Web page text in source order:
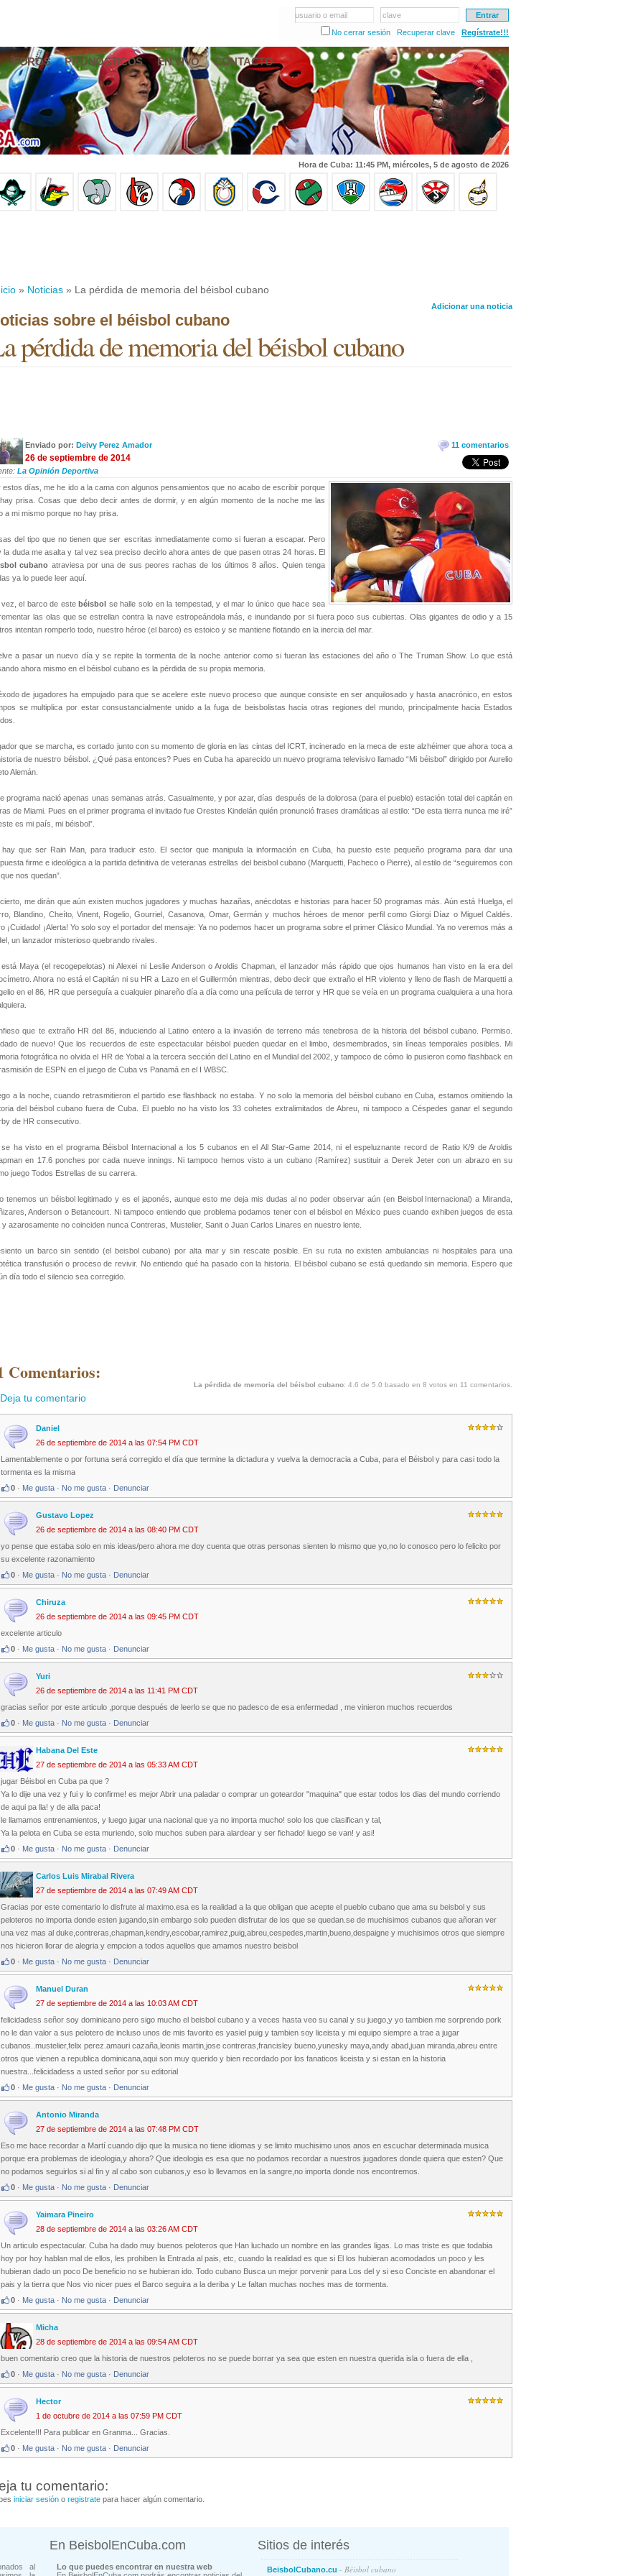
usuario o email
clave
No cerrar sesión
Recuperar clave Regístrate!!!
FOROS PRONÓSTICOS EN VIVO CONTACTO
Hora de Cuba: 11:45 PM, miércoles, 5 de agosto de 2026
» Noticias » La pérdida de memoria del béisbol cubano
Adicionar una noticia
sobre el béisbol cubano
pérdida de memoria del béisbol cubano
11 comentarios
Enviado por: Deivy Perez Amador
26 de septiembre de 2014
La Opinión Deportiva
estos días, me he ido a la cama con algunos pensamientos que no acabo de escribir porque
prisa. Cosas que debo decir antes de dormir, y en algún momento de la noche me las
a mi mismo porque no hay prisa.
del tipo que no tienen que ser escritas inmediatamente como si fueran a escapar. Pero
la duda me asalta y tal vez sea preciso decirlo ahora antes de que pasen otras 24 horas. El
cubano atraviesa por una de sus peores rachas de los últimos 8 años. Quien tenga
ya lo puede leer aquí.
vez, el barco de estebéisbol se halle solo en la tempestad, y el mar lo único que hace sea
las olas que se estrellan contra la nave estropeándola más, e inundando por si fuera poco sus cubiertas. Olas gigantes de odio y a 15
intentan romperlo todo, nuestro héroe (el barco) es estoico y se mantiene flotando en la inercia del mar.
a pasar un nuevo día y se repite la tormenta de la noche anterior como si fueran las estaciones del año o The Truman Show. Lo que está
ahora mismo en el béisbol cubano es la pérdida de su propia memoria.
de jugadores ha empujado para que se acelere este nuevo proceso que aunque consiste en ser anquilosado y hasta anacrónico, en estos
se multiplica por estar consustancialmente unido a la fuga de beisbolistas hacia otras regiones del mundo, principalmente hacia Estados
que se marcha, es cortado junto con su momento de gloria en las cintas del ICRT, incinerado en la meca de este alzhéimer que ahora toca a
de nuestro béisbol. ¿Qué pasa entonces? Pues en Cuba ha aparecido un nuevo programa televisivo llamado “Mi béisbol” dirigido por Aurelio
Alemán.
programa nació apenas unas semanas atrás. Casualmente, y por azar, días después de la dolorosa (para el pueblo) estación total del capitán en
de Miami. Pues en el primer programa el invitado fue Orestes Kindelán quién pronunció frases dramáticas al estilo: “De esta tierra nunca me iré”
es mi país, mi béisbol”.
hay que ser Rain Man, para traducir esto. El sector que manipula la información en Cuba, ha puesto este pequeño programa para dar una
firme e ideológica a la partida definitiva de veteranas estrellas del beisbol cubano (Marquetti, Pacheco o Pierre), al estilo de “seguiremos con
nos quedan”.
me dirán que aún existen muchos jugadores y muchas hazañas, anécdotas e historias para hacer 50 programas más. Aún está Huelga, el
Blandino, Cheíto, Vinent, Rogelio, Gourriel, Casanova, Omar, Germán y muchos héroes de menor perfil como Giorgi Díaz o Miguel Caldés.
¡Cuidado! ¡Alerta! Yo solo soy el portador del mensaje: Ya no podemos hacer un programa sobre el primer Clásico Mundial. Ya no veremos más a
un lanzador misterioso quebrando rivales.
Maya (el recogepelotas) ni Alexei ni Leslie Anderson o Aroldis Chapman, el lanzador más rápido que ojos humanos han visto en la era del
Ahora no está el Capitán ni su HR a Lazo en el Guillermón mientras, debo decir que extraño el HR violento y lleno de flash de Marquetti a
en el 86, HR que perseguía a cualquier pinareño día a día como una película de terror y HR que se veía en un programa cualquiera a una hora
que te extraño HR del 86, induciendo al Latino entero a la invasión de terreno más tenebrosa de la historia del béisbol cubano. Permiso.
de nuevo! Que los recuerdos de este espectacular béisbol pueden quedar en el limbo, desmembrados, sin líneas temporales posibles. Mi
fotográfica no olvida el HR de Yobal a la tercera sección del Latino en el Mundial del 2002, y tampoco de cómo lo pusieron como flashback en
de ESPN en el juego de Cuba vs Panamá en el I WBSC.
a la noche, cuando retrasmitieron el partido ese flashback no estaba. Y no solo la memoria del béisbol cubano en Cuba, estamos omitiendo la
del béisbol cubano fuera de Cuba. El pueblo no ha visto los 33 cohetes extralimitados de Abreu, ni tampoco a Céspedes ganar el segundo
de HR consecutivo.
ha visto en el programa Béisbol Internacional a los 5 cubanos en el All Star-Game 2014, ni el espeluznante record de Ratio K/9 de Aroldis
en 17.6 ponches por cada nueve innings. Ni tampoco hemos visto a un cubano (Ramírez) sustituir a Derek Jeter con un abrazo en su
juego Todos Estrellas de su carrera.
tenemos un béisbol legitimado y es el japonés, aunque esto me deja mis dudas al no poder observar aún (en Beisbol Internacional) a Miranda,
Anderson o Betancourt. Ni tampoco entiendo que problema podamos tener con el béisbol en México pues cuando exhiben juegos de esta
y azarosamente no coinciden nunca Contreras, Mustelier, Sanit o Juan Carlos Linares en nuestro lente.
un barco sin sentido (el beisbol cubano) por alta mar y sin rescate posible. En su ruta no existen ambulancias ni hospitales para una
transfusión o proceso de revivir. No entiendo qué ha pasado con la historia. El béisbol cubano se está quedando sin memoria. Espero que
día todo el silencio sea corregido.
Comentarios:
La pérdida de memoria del béisbol cubano: 4.6 de 5.0 basado en 8 votos en 11 comentarios.
Deja tu comentario
Daniel
26 de septiembre de 2014 a las 07:54 PM CDT
Lamentablemente o por fortuna será corregido el día que termine la dictadura y vuelva la democracia a Cuba, para el Béisbol y para casi todo la
tormenta es la misma
0 · Me gusta · No me gusta · Denunciar
Gustavo Lopez
26 de septiembre de 2014 a las 08:40 PM CDT
yo pense que estaba solo en mis ideas/pero ahora me doy cuenta que otras personas sienten lo mismo que yo,no lo conosco pero lo felicito por
su excelente razonamiento
0 · Me gusta · No me gusta · Denunciar
Chiruza
26 de septiembre de 2014 a las 09:45 PM CDT
excelente articulo
0 · Me gusta · No me gusta · Denunciar
Yuri
26 de septiembre de 2014 a las 11:41 PM CDT
gracias señor por este articulo ,porque después de leerlo se que no padesco de esa enfermedad , me vinieron muchos recuerdos
0 · Me gusta · No me gusta · Denunciar
Habana Del Este
27 de septiembre de 2014 a las 05:33 AM CDT
jugar Béisbol en Cuba pa que ?
Ya lo dije una vez y fui y lo confirme! es mejor Abrir una paladar o comprar un goteardor "maquina" que estar todos los dias del mundo corriendo
de aqui pa lla! y de alla paca!
le llamamos entrenamientos, y luego jugar una nacional que ya no importa mucho! solo los que clasifican y tal,
Ya la pelota en Cuba se esta muriendo, solo muchos suben para alardear y ser fichado! luego se van! y asi!
0 · Me gusta · No me gusta · Denunciar
Carlos Luis Mirabal Rivera
27 de septiembre de 2014 a las 07:49 AM CDT
Gracias por este comentario lo disfrute al maximo.esa es la realidad a la que obligan que acepte el pueblo cubano que ama su beisbol y sus
peloteros no importa donde esten jugando,sin embargo solo pueden disfrutar de los que se quedan.se de muchisimos cubanos que añoran ver
una vez mas al duke,contreras,chapman,kendry,escobar,ramirez,puig,abreu,cespedes,martin,bueno,despaigne y muchisimos otros que siempre
nos hicieron llorar de alegria y empcion a todos aquellos que amamos nuestro beisbol
0 · Me gusta · No me gusta · Denunciar
Manuel Duran
27 de septiembre de 2014 a las 10:03 AM CDT
felicidadess señor soy dominicano pero sigo mucho el beisbol cubano y a veces hasta veo su canal y su juego,y yo tambien me sorprendo pork
no le dan valor a sus pelotero de incluso unos de mis favorito es yasiel puig y tambien soy liceista y mi equipo siempre a trae a jugar
cubanos..mustelier,felix perez.amauri cazaña,leonis martin,jose contreras,francisley bueno,yunesky maya,andy abad,juan miranda,abreu entre
otros que vienen a republica dominicana,aqui son muy querido y bien recordado por los fanaticos liceista y si estan en la historia
nuestra...felicidadess a usted señor por su editorial
0 · Me gusta · No me gusta · Denunciar
Antonio Miranda
27 de septiembre de 2014 a las 07:48 PM CDT
Eso me hace recordar a Martí cuando dijo que la musica no tiene idiomas y se limito muchisimo unos anos en escuchar determinada musica
porque era problemas de ideologia,y ahora? Que ideologia es esa que no podamos recordar a nuestros jugadores donde quiera que esten? Que
no podamos seguirlos si al fin y al cabo son cubanos,y eso lo llevamos en la sangre,no importa donde nos encontremos.
0 · Me gusta · No me gusta · Denunciar
Yaimara Pineiro
28 de septiembre de 2014 a las 03:26 AM CDT
Un articulo espectacular. Cuba ha dado muy buenos peloteros que Han luchado un nombre en las grandes ligas. Lo mas triste es que todabia
hoy por hoy hablan mal de ellos, les prohiben la Entrada al pais, etc, cuando la realidad es que si El los hubieran acomodados un poco y les
hubieran dado un poco De beneficio no se hubieran ido. Todo cubano Busca un mejor porvenir para Los del y si eso Conciste en abandonar el
pais y la tierra que Nos vio nicer pues el Barco seguira a la deriba y Le faltan muchas noches mas de tormenta.
0 · Me gusta · No me gusta · Denunciar
Micha
28 de septiembre de 2014 a las 09:54 AM CDT
buen comentario creo que la historia de nuestros peloteros no se puede borrar ya sea que esten en nuestra querida isla o fuera de ella ,
0 · Me gusta · No me gusta · Denunciar
Hector
1 de octubre de 2014 a las 07:59 PM CDT
Excelente!!! Para publicar en Granma... Gracias.
0 · Me gusta · No me gusta · Denunciar
tu comentario:
iniciar sesión o registrate para hacer algún comentario.
al
En BeisbolEnCuba.com
Lo que puedes encontrar en nuestra web
Sitios de interés
BeisbolCubano.cu - Béisbol cubano